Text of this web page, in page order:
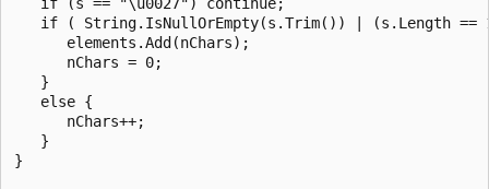
if ( String.IsNullOrEmpty(s.Trim()) | (s.Length
      elements.Add(nChars);
      nChars = 0;
   }
   else {
      nChars++;
   }
}